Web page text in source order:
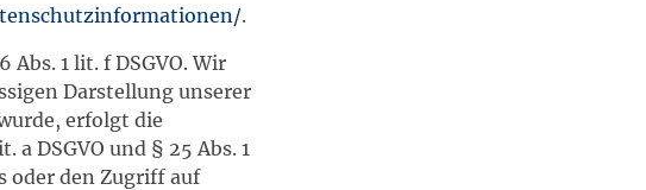
.
1 lit. f DSGVO. Wir
Darstellung unserer
erfolgt die
DSGVO und § 25 Abs. 1
oder den Zugriff auf